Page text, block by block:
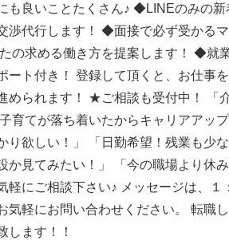
も良いことたくさん♪ ◆LINEのみの
渉代行します！ ◆面接で必ず受かる
の求める働き方を提案します！ ◆就
ート付き！ 登録して頂くと、お仕事
められます！ ★ご相談も受付中！ 「
育てが落ち着いたからキャリアアッ
り欲しい！」 「日勤希望！残業も少
か見てみたい！」 「今の職場より休
軽にご相談下さい♪ メッセージは、１
気軽にお問い合わせください。 転職
します！！